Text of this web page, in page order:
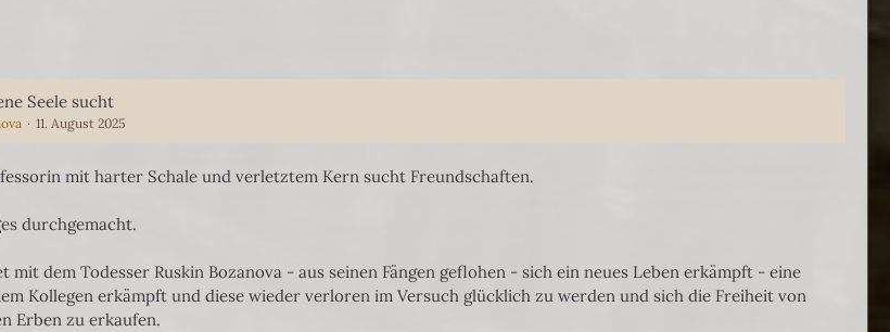
Seele sucht
11. August 2025
mit harter Schale und verletztem Kern sucht Freundschaften.
durchgemacht.
mit dem Todesser Ruskin Bozanova - aus seinen Fängen geflohen - sich ein neues Leben erkämpft - eine
Kollegen erkämpft und diese wieder verloren im Versuch glücklich zu werden und sich die Freiheit von
Erben zu erkaufen.